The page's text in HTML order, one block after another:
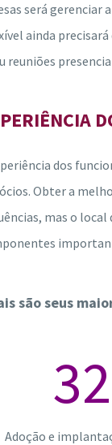
será gerenciar
ainda
dos
Obter a
mas o local
são seus
32
Adoção e